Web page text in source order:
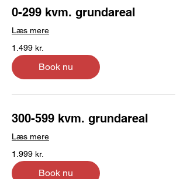
0-299 kvm. grundareal
Læs mere
1.499
danske
kroner
1.499 kr.
Book nu
300-599 kvm. grundareal
Læs mere
1.999
danske
kroner
1.999 kr.
Book nu